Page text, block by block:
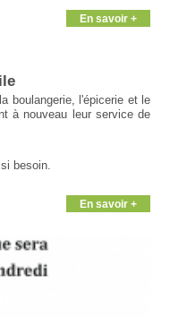
En savoir +
boulangerie, l'épicerie et le
à nouveau leur service de
besoin.
En savoir +